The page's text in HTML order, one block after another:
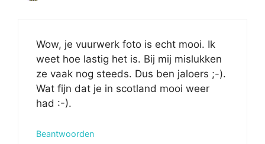
Wow, je vuurwerk foto is echt mooi. Ik
weet hoe lastig het is. Bij mij mislukken
ze vaak nog steeds. Dus ben jaloers ;-).
Wat fijn dat je in scotland mooi weer
had :-).
Beantwoorden